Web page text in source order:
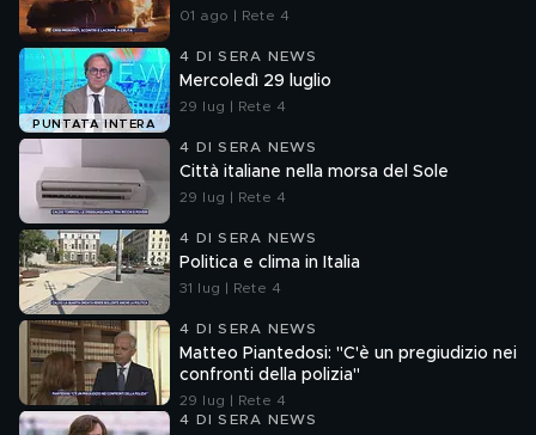
01 ago | Rete 4
PUNTATA INTERA
4 DI SERA NEWS
Mercoledì 29 luglio
29 lug | Rete 4
4 DI SERA NEWS
Città italiane nella morsa del Sole
29 lug | Rete 4
4 DI SERA NEWS
Politica e clima in Italia
31 lug | Rete 4
4 DI SERA NEWS
Matteo Piantedosi: "C'è un pregiudizio nei
confronti della polizia"
29 lug | Rete 4
4 DI SERA NEWS